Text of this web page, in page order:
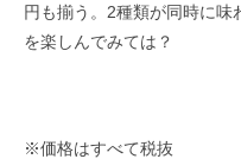
円も揃う。2種類が同時に
を楽しんでみては？
※価格はすべて税抜